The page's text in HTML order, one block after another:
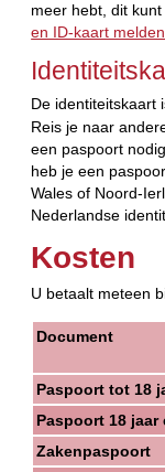
meer hebt, dit
en ID-kaart
De identiteitskaart
Reis je naar
een paspoort
heb je een
Wales of Noord-
Nederlandse
Kosten
U betaalt meteen
Document
Paspoort tot 18
Paspoort 18 jaar
Zakenpaspoort